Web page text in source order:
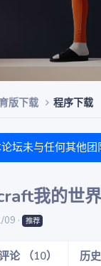
版下载 程序下载
坛未与任何其他
我的世
09 推荐
论 （10） 历史